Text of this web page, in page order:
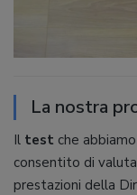
La nostra
Il test che
consentito di
prestazioni della